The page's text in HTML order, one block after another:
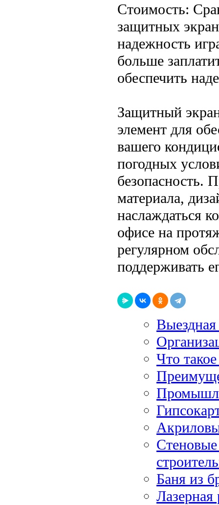
Стоимость:
защитных
надежность
больше
обеспечить
Защитный
элемент для
вашего
погодных
безопасность.
материала,
наслаждаться
офисе на
регулярном
поддерживать
Что
Баня из
Лазерная